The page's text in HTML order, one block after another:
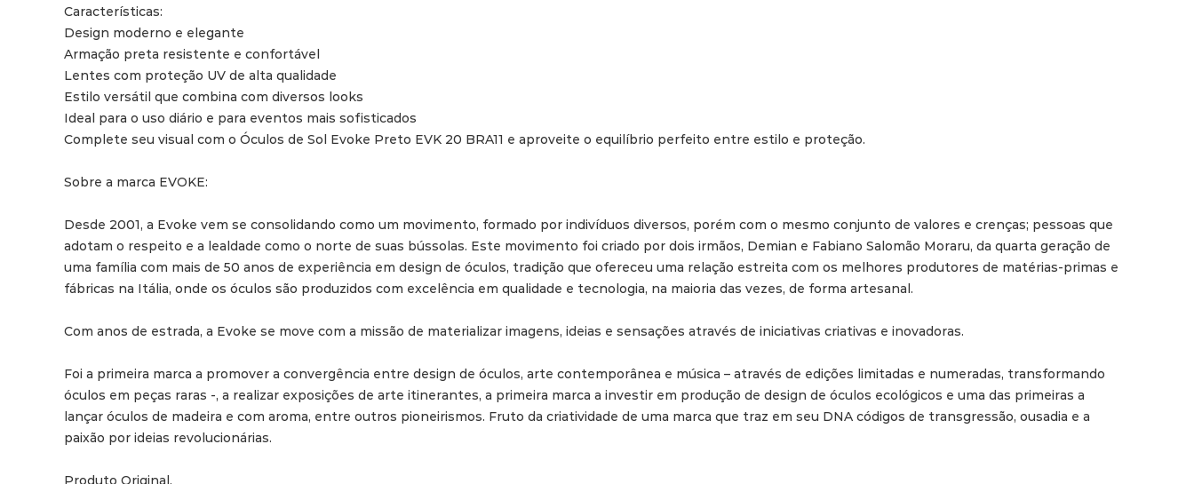
Características:
Design moderno e elegante
Armação preta resistente e confortável
Lentes com proteção UV de alta qualidade
Estilo versátil que combina com diversos looks
Ideal para o uso diário e para eventos mais sofisticados
Complete seu visual com o Óculos de Sol Evoke Preto EVK 20 BRA11 e aproveite o equilíbrio perfeito entre estilo e proteção.
Sobre a marca EVOKE:
Desde 2001, a Evoke vem se consolidando como um movimento, formado por indivíduos diversos, porém com o mesmo conjunto de valores e crenças; pessoas que
adotam o respeito e a lealdade como o norte de suas bússolas. Este movimento foi criado por dois irmãos, Demian e Fabiano Salomão Moraru, da quarta geração de
uma família com mais de 50 anos de experiência em design de óculos, tradição que ofereceu uma relação estreita com os melhores produtores de matérias-primas e
fábricas na Itália, onde os óculos são produzidos com excelência em qualidade e tecnologia, na maioria das vezes, de forma artesanal.
Com anos de estrada, a Evoke se move com a missão de materializar imagens, ideias e sensações através de iniciativas criativas e inovadoras.
Foi a primeira marca a promover a convergência entre design de óculos, arte contemporânea e música – através de edições limitadas e numeradas, transformando
óculos em peças raras -, a realizar exposições de arte itinerantes, a primeira marca a investir em produção de design de óculos ecológicos e uma das primeiras a
lançar óculos de madeira e com aroma, entre outros pioneirismos. Fruto da criatividade de uma marca que traz em seu DNA códigos de transgressão, ousadia e a
paixão por ideias revolucionárias.
Produto Original.